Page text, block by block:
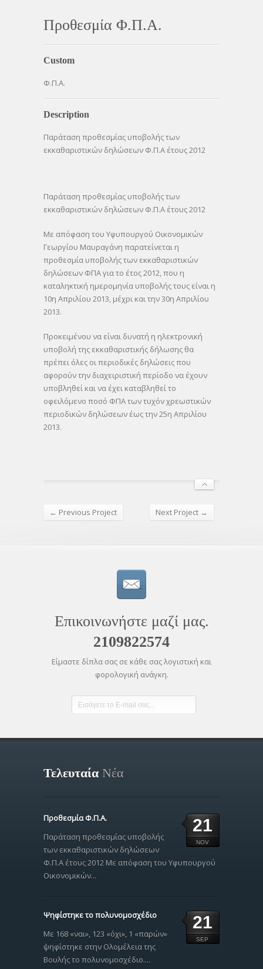
Προθεσμία Φ.Π.Α.
Custom
Φ.Π.Α.
Description
Παράταση προθεσμίας υποβολής των
εκκαθαριστικών δηλώσεων Φ.Π.Α έτους 2012
Παράταση προθεσμίας υποβολής των
εκκαθαριστικών δηλώσεων Φ.Π.Α έτους 2012
Με απόφαση του Υφυπουργού Οικονομικών
Γεωργίου Μαυραγάνη παρατείνεται η
προθεσμία υποβολής των εκκαθαριστικών
δηλώσεων ΦΠΑ για το έτος 2012, που η
καταληκτική ημερομηνία υποβολής τους είναι η
10η Απριλίου 2013, μέχρι και την 30η Απριλίου
2013.
Προκειμένου να είναι δυνατή η ηλεκτρονική
υποβολή της εκκαθαριστικής δήλωσης θα
πρέπει όλες οι περιοδικές δηλώσεις που
αφορούν την διαχειριστική περίοδο να έχουν
υποβληθεί και να έχει καταβληθεί το
οφειλόμενο ποσό ΦΠΑ των τυχόν χρεωστικών
περιοδικών δηλώσεων έως την 25η Απριλίου
2013.
← Previous Project Next Project →
Επικοινωνήστε μαζί μας.
2109822574
Είμαστε δίπλα σας σε κάθε σας λογιστική και
φορολογική ανάγκη.
Τελευταία Νέα
21
NOV
Προθεσμία Φ.Π.Α.
Παράταση προθεσμίας υποβολής
των εκκαθαριστικών δηλώσεων
Φ.Π.Α έτους 2012 Με απόφαση του Υφυπουργού
Οικονομικών...
21
SEP
Ψηφίστηκε το πολυνομοσχέδιο
Με 168 «ναι», 123 «όχι», 1 «παρών»
ψηφίστηκε στην Ολομέλεια της
Βουλής το πολυνομοσχέδιο....